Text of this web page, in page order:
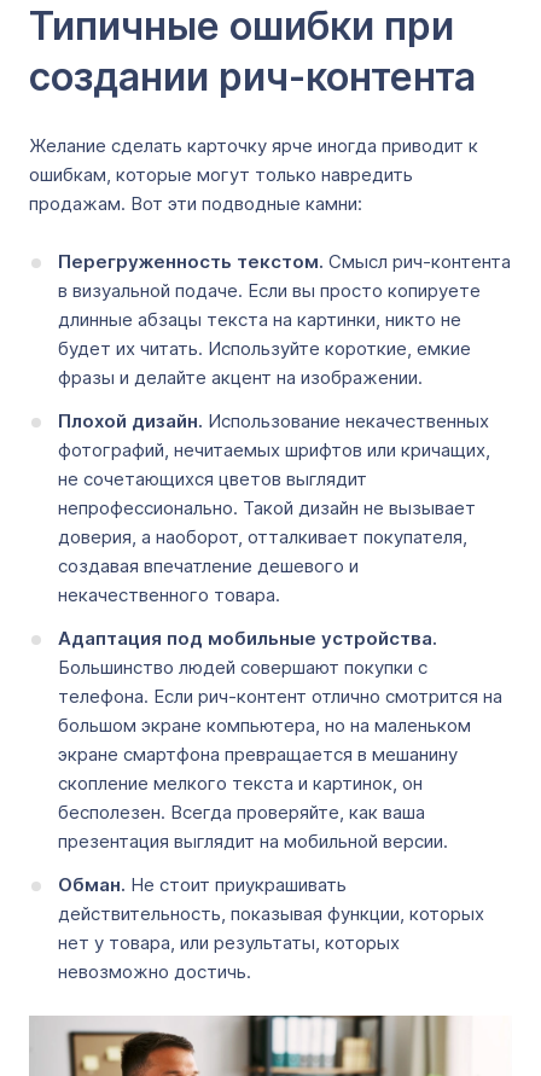
Типичные ошибки при
создании рич-контента
Желание сделать карточку ярче иногда приводит к
ошибкам, которые могут только навредить
продажам. Вот эти подводные камни:
Перегруженность текстом. Смысл рич-контента
в визуальной подаче. Если вы просто копируете
длинные абзацы текста на картинки, никто не
будет их читать. Используйте короткие, емкие
фразы и делайте акцент на изображении.
Плохой дизайн. Использование некачественных
фотографий, нечитаемых шрифтов или кричащих,
не сочетающихся цветов выглядит
непрофессионально. Такой дизайн не вызывает
доверия, а наоборот, отталкивает покупателя,
создавая впечатление дешевого и
некачественного товара.
Адаптация под мобильные устройства.
Большинство людей совершают покупки с
телефона. Если рич-контент отлично смотрится на
большом экране компьютера, но на маленьком
экране смартфона превращается в мешанину
скопление мелкого текста и картинок, он
бесполезен. Всегда проверяйте, как ваша
презентация выглядит на мобильной версии.
Обман. Не стоит приукрашивать
действительность, показывая функции, которых
нет у товара, или результаты, которых
невозможно достичь.